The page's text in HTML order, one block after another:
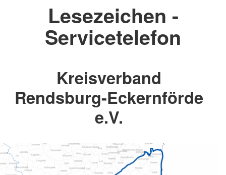
Lesezeichen -
Servicetelefon
Kreisverband
Rendsburg-Eckernförde
e.V.